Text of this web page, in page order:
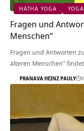
HATHA YOGA
Fragen und
Menschen“
Fragen und Antworten
älteren Menschen"
PRANAVA HEINZ PAULY